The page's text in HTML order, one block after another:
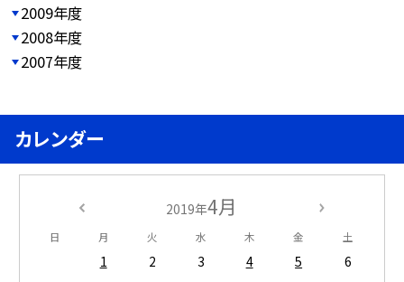
2009年度
2008年度
2007年度
カレンダー
2019年4月
日 月 火 水 木 金 土
1 2 3 4 5
6